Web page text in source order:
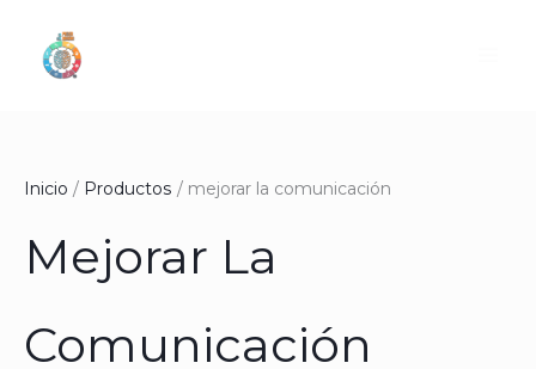
contenido
Inicio Productos mejorar la comunicación
Mejorar La
Comunicación